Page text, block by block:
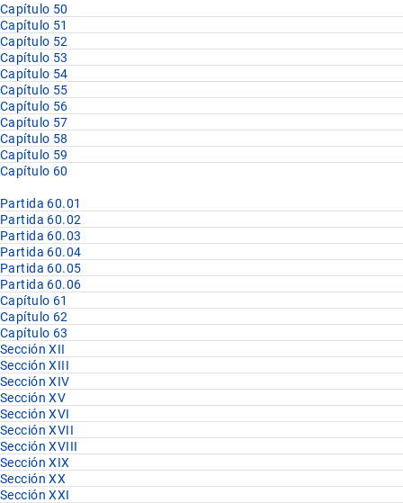
Capítulo 50
Capítulo 51
Capítulo 52
Capítulo 53
Capítulo 54
Capítulo 55
Capítulo 56
Capítulo 57
Capítulo 58
Capítulo 59
Capítulo 60
Partida 60.01
Partida 60.02
Partida 60.03
Partida 60.04
Partida 60.05
Partida 60.06
Capítulo 61
Capítulo 62
Capítulo 63
Sección XII
Sección XIII
Sección XIV
Sección XV
Sección XVI
Sección XVII
Sección XVIII
Sección XIX
Sección XX
Sección XXI